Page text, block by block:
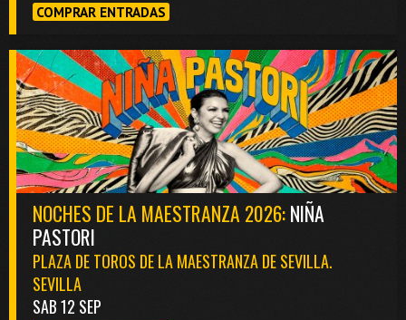
COMPRAR ENTRADAS
NOCHES DE LA MAESTRANZA 2026:NIÑA
PASTORI
PLAZA DE TOROS DE LA MAESTRANZA DE SEVILLA.
SEVILLA
SAB 12 SEP